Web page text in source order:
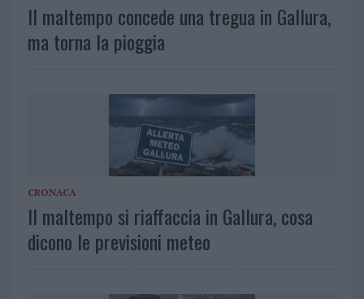
Il maltempo concede una tregua in Gallura,
ma torna la pioggia
CRONACA
Il maltempo si riaffaccia in Gallura, cosa
dicono le previsioni meteo